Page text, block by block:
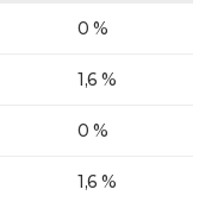
0 %
1,6 %
0 %
1,6 %